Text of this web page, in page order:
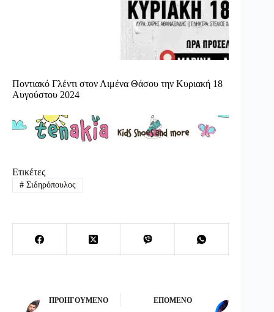
Ποντιακό Γλέντι στον Λιμένα Θάσου την Κυριακή 18
Αυγούστου 2024
Ετικέτες
#Σιδηρόπουλος
ΠΡΟΗΓΟΎΜΕΝΟ ΕΠΌΜΕΝΟ